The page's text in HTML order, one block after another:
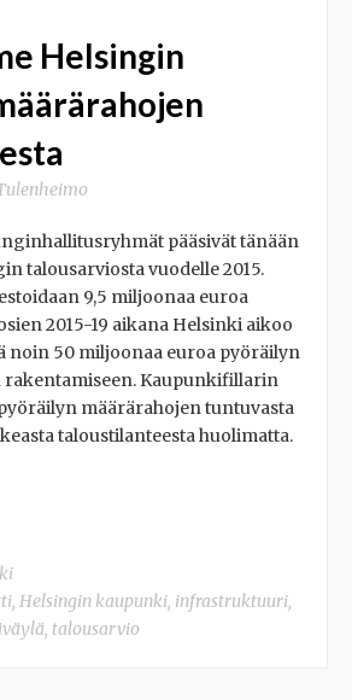
Helsingin
pääsivät tänään
talousarviosta vuodelle 2015.
9,5 miljoonaa euroa
2015-19 aikana Helsinki aikoo
noin 50 miljoonaa euroa pyöräilyn
Kaupunkifillarin
määrärahojen tuntuvasta
taloustilanteesta huolimatta.
, Helsingin kaupunki, infrastruktuuri,
, talousarvio